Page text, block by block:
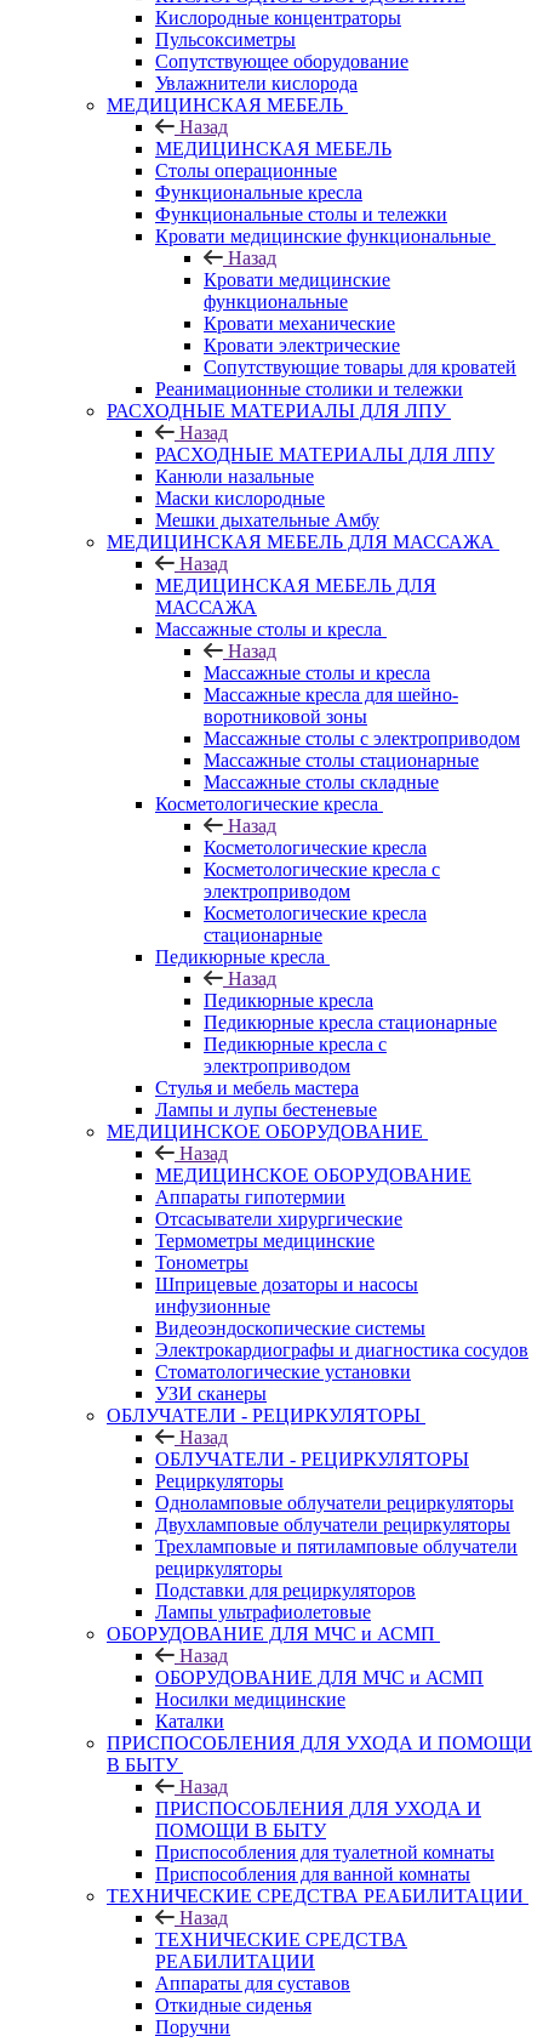
Кислородные концентраторы
Пульсоксиметры
Сопутствующее оборудование
Увлажнители кислорода
МЕДИЦИНСКАЯ МЕБЕЛЬ
Назад
МЕДИЦИНСКАЯ МЕБЕЛЬ
Столы операционные
Функциональные кресла
Функциональные столы и тележки
Кровати медицинские функциональные
Назад
Кровати медицинские
функциональные
Кровати механические
Кровати электрические
Сопутствующие товары для кроватей
Реанимационные столики и тележки
РАСХОДНЫЕ МАТЕРИАЛЫ ДЛЯ ЛПУ
Назад
РАСХОДНЫЕ МАТЕРИАЛЫ ДЛЯ ЛПУ
Канюли назальные
Маски кислородные
Мешки дыхательные Амбу
МЕДИЦИНСКАЯ МЕБЕЛЬ ДЛЯ МАССАЖА
Назад
МЕДИЦИНСКАЯ МЕБЕЛЬ ДЛЯ
МАССАЖА
Массажные столы и кресла
Назад
Массажные столы и кресла
Массажные кресла для шейно-
воротниковой зоны
Массажные столы с электроприводом
Массажные столы стационарные
Массажные столы складные
Косметологические кресла
Назад
Косметологические кресла
Косметологические кресла с
электроприводом
Косметологические кресла
стационарные
Педикюрные кресла
Назад
Педикюрные кресла
Педикюрные кресла стационарные
Педикюрные кресла с
электроприводом
Стулья и мебель мастера
Лампы и лупы бестеневые
МЕДИЦИНСКОЕ ОБОРУДОВАНИЕ
Назад
МЕДИЦИНСКОЕ ОБОРУДОВАНИЕ
Аппараты гипотермии
Отсасыватели хирургические
Термометры медицинские
Тонометры
Шприцевые дозаторы и насосы
инфузионные
Видеоэндоскопические системы
Электрокардиографы и диагностика сосудов
Стоматологические установки
УЗИ сканеры
ОБЛУЧАТЕЛИ - РЕЦИРКУЛЯТОРЫ
Назад
ОБЛУЧАТЕЛИ - РЕЦИРКУЛЯТОРЫ
Рециркуляторы
Одноламповые облучатели рециркуляторы
Двухламповые облучатели рециркуляторы
Трехламповые и пятиламповые облучатели
рециркуляторы
Подставки для рециркуляторов
Лампы ультрафиолетовые
ОБОРУДОВАНИЕ ДЛЯ МЧС и АСМП
Назад
ОБОРУДОВАНИЕ ДЛЯ МЧС и АСМП
Носилки медицинские
Каталки
ПРИСПОСОБЛЕНИЯ ДЛЯ УХОДА И ПОМОЩИ
В БЫТУ
Назад
ПРИСПОСОБЛЕНИЯ ДЛЯ УХОДА И
ПОМОЩИ В БЫТУ
Приспособления для туалетной комнаты
Приспособления для ванной комнаты
ТЕХНИЧЕСКИЕ СРЕДСТВА РЕАБИЛИТАЦИИ
Назад
ТЕХНИЧЕСКИЕ СРЕДСТВА
РЕАБИЛИТАЦИИ
Аппараты для суставов
Откидные сиденья
Поручни